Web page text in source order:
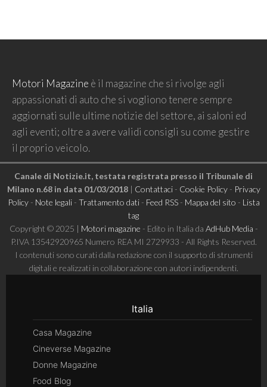
Motori Magazine è il magazine che si rivolge agli
appassionati di auto che si vogliono tenere sempre
aggiornati sulle ultime notizie del settore, ai saloni ed
agli eventi; oltre a avere validi consigli su come gestire
il proprio veicolo.
Canale di Notizie.it, testata registrata presso il Tribunale di
Milano n.68 in data 01/03/2018| Contattaci- Cookie Policy- Privacy
Policy- Note legali- Trattamento dati- Feed RSS- Mappa del sito - Lista
tag
Copyright © 2025 | Motori magazine - Edito in Italia da AdHub Media -
P.IVA 13542920965 Numero REA MI 2729933 - All Rights Reserved.
I contenuti sono curati dalla redazione con il supporto di strumenti
digitali e realizzati in collaborazione con autori indipendenti.
Italia
Casa Magazine
Cineverse Magazine
Donne Magazine
Food Blog